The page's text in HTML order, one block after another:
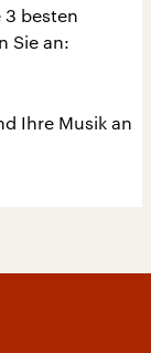
3 besten
Sie an:
Ihre Musik an